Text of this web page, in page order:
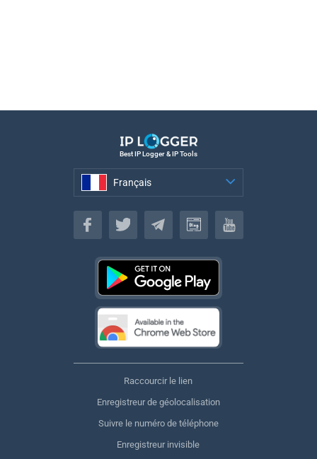
Best IP Logger & IP Tools
Français
Français
Raccourcir le lien
Enregistreur de géolocalisation
Suivre le numéro de téléphone
Enregistreur invisible